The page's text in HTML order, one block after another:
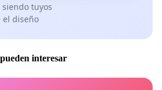
tuyos
el diseño
interesar